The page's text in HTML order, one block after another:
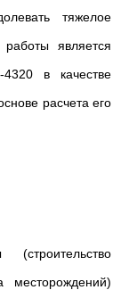
тяжелое
является
в качестве
расчета его
месторождений)